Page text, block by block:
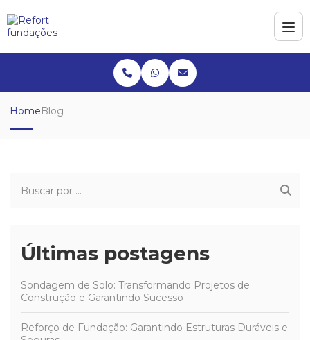
HomeBlog
Últimas postagens
Sondagem de Solo: Transformando Projetos de
Construção e Garantindo Sucesso
Reforço de Fundação: Garantindo Estruturas Duráveis e